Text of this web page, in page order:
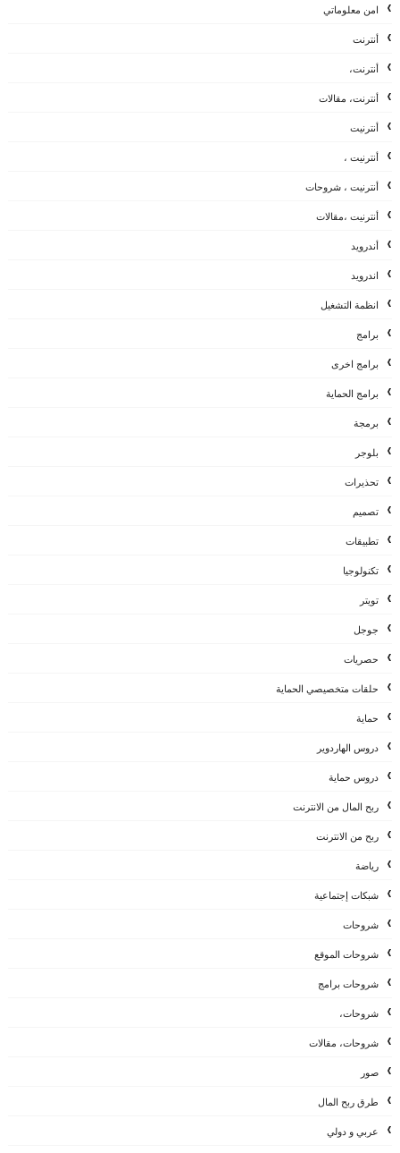
امن معلوماتي
أنترنت
أنترنت،
أنترنت، مقالات
أنترنيت
أنترنيت ،
أنترنيت ، شروحات
أنترنيت ،مقالات
أندرويد
اندرويد
انظمة التشغيل
برامج
برامج اخرى
برامج الحماية
برمجة
بلوجر
تحذيرات
تصميم
تطبيقات
تكنولوجيا
تويتر
جوجل
حصريات
حلقات متخصيصي الحماية
حماية
دروس الهاردوير
دروس حماية
ربح المال من الانترنت
ربح من الانترنت
رياضة
شبكات إجتماعية
شروحات
شروحات الموقع
شروحات برامج
شروحات،
شروحات، مقالات
صور
طرق ربح المال
عربي و دولي